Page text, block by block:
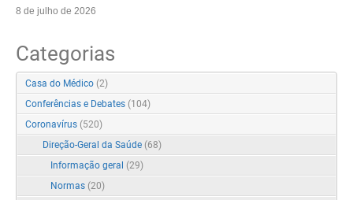
8 de julho de 2026
Categorias
Casa do Médico (2)
Conferências e Debates (104)
Coronavírus (520)
Direção-Geral da Saúde (68)
Informação geral (29)
Normas (20)